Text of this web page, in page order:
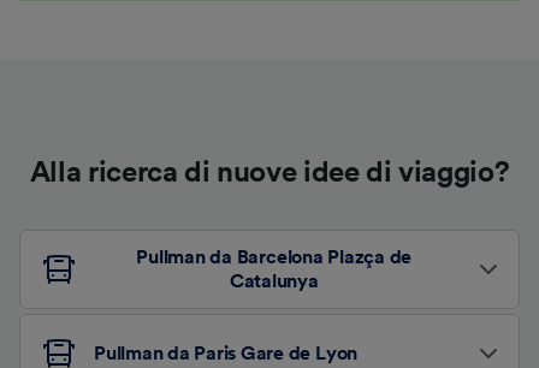
Alla ricerca di nuove idee di viaggio?
Pullman da Barcelona Plazça de
Catalunya
Pullman da Paris Gare de Lyon